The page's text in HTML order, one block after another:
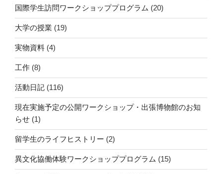
国際学生訪問ワークショッププログラム (20)
大学の授業 (19)
実物資料 (4)
工作 (8)
活動日記 (116)
現在実施予定の公開ワークショップ・出張博物館のお知
らせ (1)
留学生のライフヒストリー (2)
異文化協働体験ワークショッププログラム (15)